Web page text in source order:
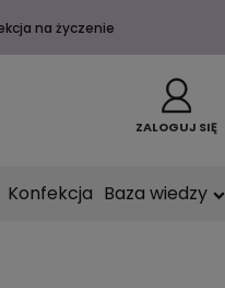
na życzenie
ZALOGUJ SIĘ
Konfekcja Baza wiedzy